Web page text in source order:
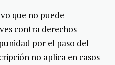
que no puede
contra derechos
por el paso del
no aplica en casos